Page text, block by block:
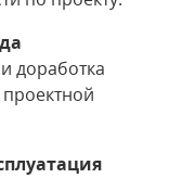
доработка
проектной